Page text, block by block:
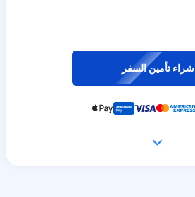
شراء تأمين السفر